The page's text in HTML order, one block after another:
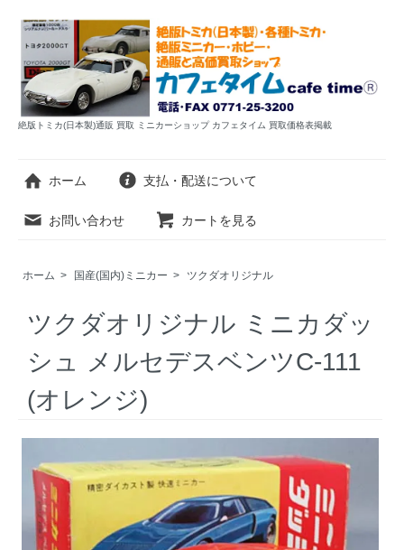
絶版トミカ(日本製)通販 買取 ミニカーショップ カフェタイム 買取価格表掲載
ホーム 支払・配送について
お問い合わせ カートを見る
ホーム > 国産(国内)ミニカー > ツクダオリジナル
ツクダオリジナル ミニカダッ
シュ メルセデスベンツC-111
(オレンジ)